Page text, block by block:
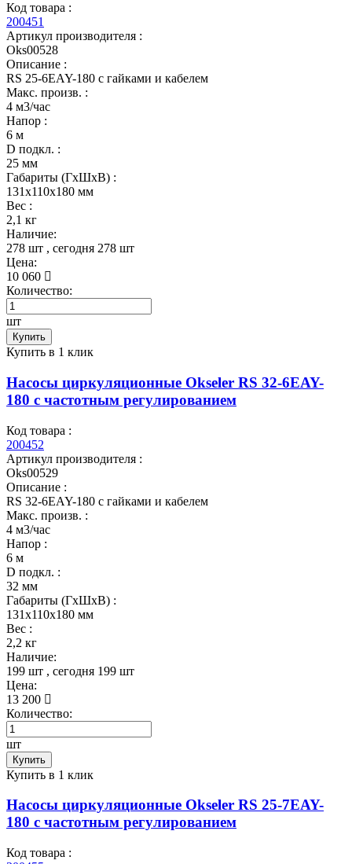
Код товара :
200451
Артикул производителя :
Oks00528
Описание :
RS 25-6EAY-180 с гайками и кабелем
Макс. произв. :
4 м3/час
Напор :
6 м
D подкл. :
25 мм
Габариты (ГхШхВ) :
131x110x180 мм
Вес :
2,1 кг
Наличие:
278 шт , сегодня 278 шт
Цена:
10 060
Количество:
шт
Купить
Купить в 1 клик
Насосы циркуляционные Okseler RS 32-6EAY-
180 с частотным регулированием
Код товара :
200452
Артикул производителя :
Oks00529
Описание :
RS 32-6EAY-180 с гайками и кабелем
Макс. произв. :
4 м3/час
Напор :
6 м
D подкл. :
32 мм
Габариты (ГхШхВ) :
131x110x180 мм
Вес :
2,2 кг
Наличие:
199 шт , сегодня 199 шт
Цена:
13 200
Количество:
шт
Купить
Купить в 1 клик
Насосы циркуляционные Okseler RS 25-7EAY-
180 с частотным регулированием
Код товара :